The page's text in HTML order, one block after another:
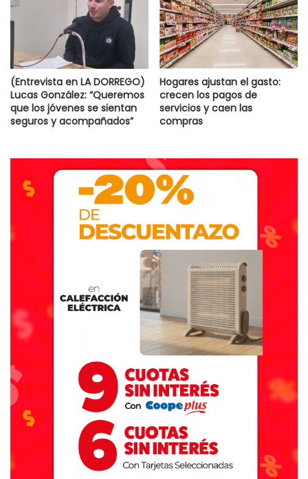
gobierno de maría Eugenia Vidal sea el que más invirtió en
infraestructura escolar en las últimas décadas”.
(Entrevista en LA DORREGO)
Lucas González: “Queremos
que los jóvenes se sientan
seguros y acompañados”
Hogares ajustan el gasto:
crecen los pagos de
servicios y caen las
compras